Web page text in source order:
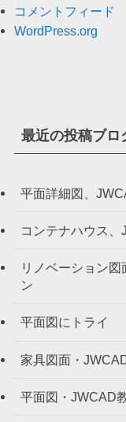
コメントフィード
WordPress.org
最近の投稿ブロ
平面詳細図、
コンテナハウス
リノベーション
ン
平面図にトライ
家具図面・
平面図・JWCAD